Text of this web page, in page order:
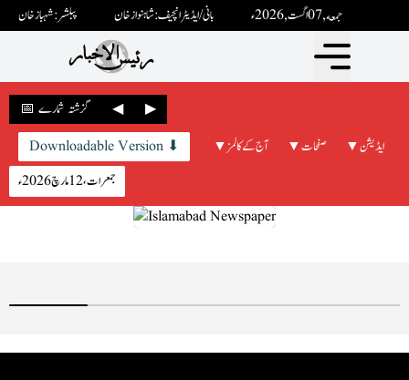
پبلشر: شہباز خان بانی / ایڈیٹرانچیف : شاہنواز خان جمعه ,07 اگست ,2026ء
📅 گزشتہ شمارے ◀
▶
Downloadable Version ⬇
▼ آج کے کالمز ▼ صفحات
▼ ایڈیشن
جمعرات، 12 مارچ 2026ء